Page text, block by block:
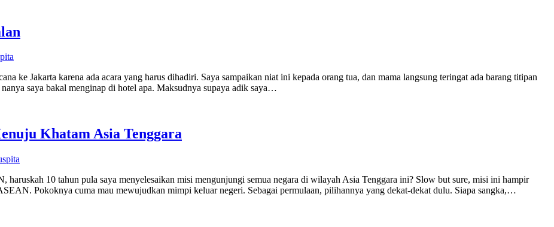
ke Jakarta karena ada acara yang harus dihadiri. Saya sampaikan niat ini kepada orang tua, dan mama langsung teringat ada barang titipan
saya bakal menginap di hotel apa. Maksudnya supaya adik saya…
Khatam Asia Tenggara
haruskah 10 tahun pula saya menyelesaikan misi mengunjungi semua negara di wilayah Asia Tenggara ini? Slow but sure, misi ini hampir
Pokoknya cuma mau mewujudkan mimpi keluar negeri. Sebagai permulaan, pilihannya yang dekat-dekat dulu. Siapa sangka,…